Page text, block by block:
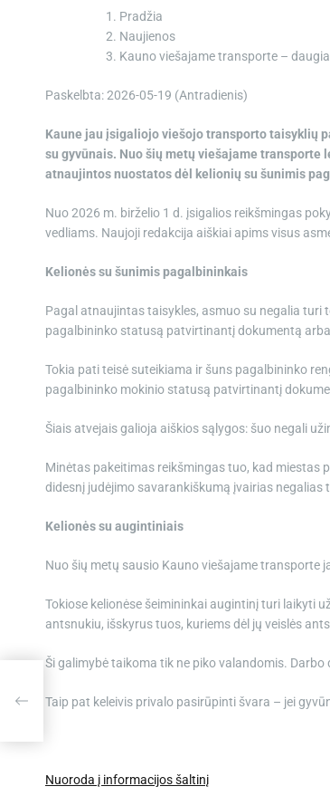
Pradžia
Naujienos
Kauno viešajame transporte –
Paskelbta: 2026-05-19 (Antradienis)
Kaune jau įsigaliojo viešojo transporto taisyklių
su gyvūnais. Nuo šių metų viešajame
atnaujintos nuostatos dėl kelionių su šunimis
Nuo 2026 m. birželio 1 d. įsigalios reikšmingas
vedliams. Naujoji redakcija aiškiai apims visus
Kelionės su šunimis pagalbininkais
Pagal atnaujintas taisykles, asmuo su negalia
pagalbininko statusą patvirtinantį dokumentą
Tokia pati teisė suteikiama ir šuns pagalbininko
pagalbininko mokinio statusą patvirtinantį
Šiais atvejais galioja aiškios sąlygos: šuo negali
Minėtas pakeitimas reikšmingas tuo, kad miestas
didesnį judėjimo savarankiškumą įvairias negalias
Kelionės su augintiniais
Nuo šių metų sausio Kauno viešajame transporte
Tokiose kelionėse šeimininkai augintinį turi laikyti
antsnukiu, išskyrus tuos, kuriems dėl jų veislės
Ši galimybė taikoma tik ne piko valandomis.
Taip pat keleivis privalo pasirūpinti švara – jei
Nuoroda į informacijos šaltinį